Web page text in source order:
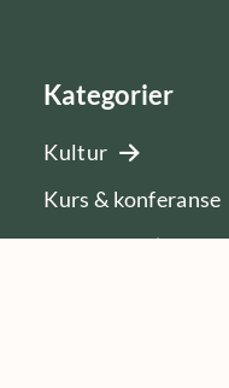
Kategorier
Kultur
Kurs & konferanse
Lokalmat